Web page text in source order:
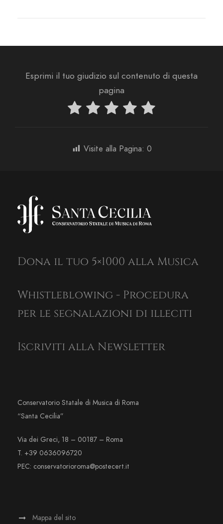
Esprimi il tuo giudizio sul contenuto di questa
pagina
Visite alla Pagina: 0
Dona il tuo 5×1000 alla Musica
Whistleblowing - Procedura
per le segnalazioni di illeciti
Iscriviti alla Newsletter
Conservatorio Statale di Musica di Roma
“Santa Cecilia”
Via dei Greci, 18 – 00187 – Roma
T. +39 0636096720
PEC: conservatorioroma@postecert.it
Mappa del sito